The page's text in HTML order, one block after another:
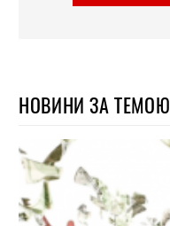
НОВИНИ ЗА ТЕМОЮ